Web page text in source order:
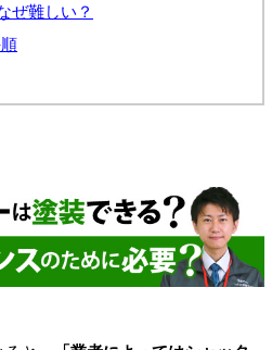
ぜ難しい？